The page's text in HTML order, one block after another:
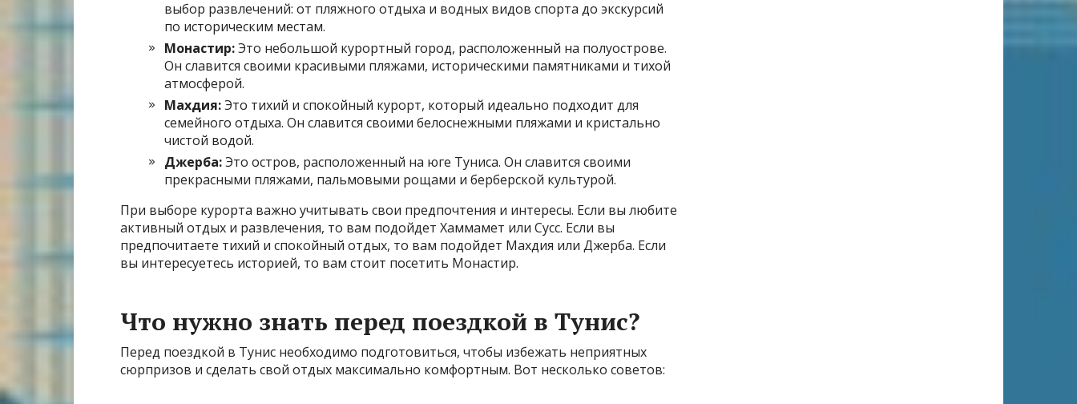
выбор развлечений: от пляжного отдыха и водных видов спорта до экскурсий
по историческим местам.
Монастир:Это небольшой курортный город, расположенный на полуострове.
Он славится своими красивыми пляжами, историческими памятниками и тихой
атмосферой.
Махдия:Это тихий и спокойный курорт, который идеально подходит для
семейного отдыха. Он славится своими белоснежными пляжами и кристально
чистой водой.
Джерба:Это остров, расположенный на юге Туниса. Он славится своими
прекрасными пляжами, пальмовыми рощами и берберской культурой.
При выборе курорта важно учитывать свои предпочтения и интересы. Если вы любите
активный отдых и развлечения, то вам подойдет Хаммамет или Сусс. Если вы
предпочитаете тихий и спокойный отдых, то вам подойдет Махдия или Джерба. Если
вы интересуетесь историей, то вам стоит посетить Монастир.
Что нужно знать перед поездкой в Тунис?
Перед поездкой в Тунис необходимо подготовиться, чтобы избежать неприятных
сюрпризов и сделать свой отдых максимально комфортным. Вот несколько советов: